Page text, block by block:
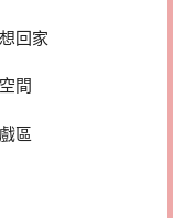
回家
間
區